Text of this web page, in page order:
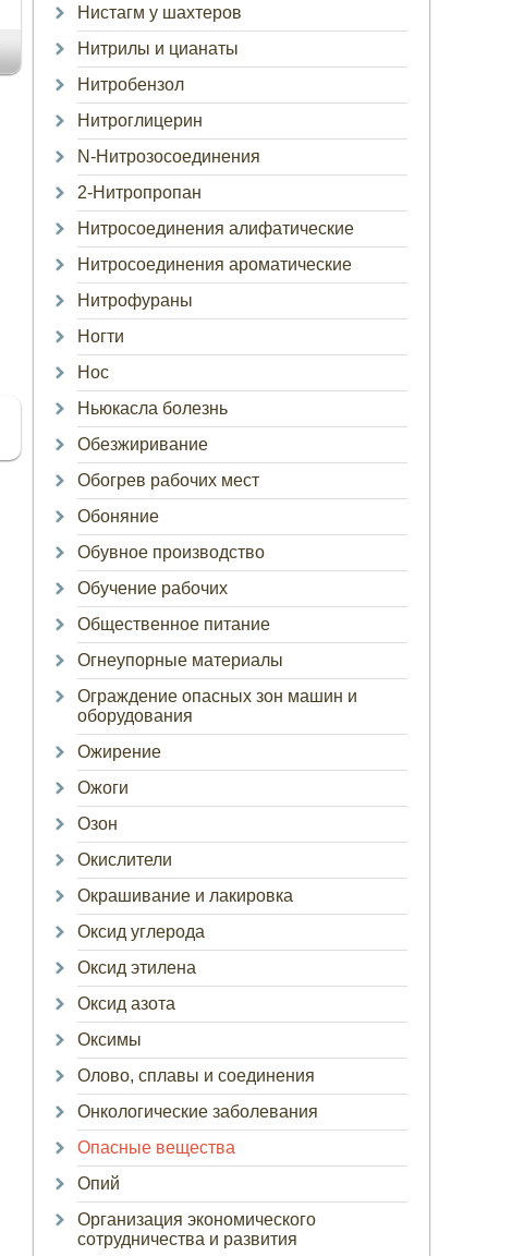
Нистагм у шахтеров
Нитрилы и цианаты
Нитробензол
Нитроглицерин
N-Нитрозосоединения
2-Нитропропан
Нитросоединения алифатические
Нитросоединения ароматические
Нитрофураны
Ногти
Нос
Ньюкасла болезнь
Обезжиривание
Обогрев рабочих мест
Обоняние
Обувное производство
Обучение рабочих
Общественное питание
Огнеупорные материалы
Ограждение опасных зон машин и
оборудования
Ожирение
Ожоги
Озон
Окислители
Окрашивание и лакировка
Оксид углерода
Оксид этилена
Оксид азота
Оксимы
Олово, сплавы и соединения
Онкологические заболевания
Опасные вещества
Опий
Организация экономического
сотрудничества и развития